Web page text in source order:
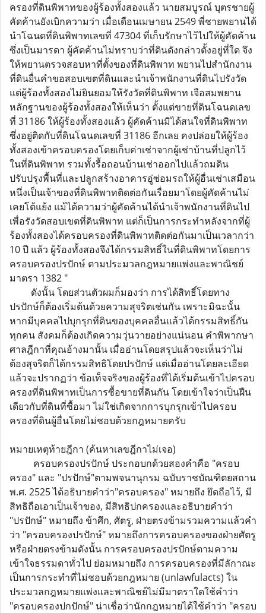
ครองที่ดินพิพาทของผู้ร้องทั้งสองแล้ว นายสมบูรณ์ บุตรชายผู้
คัดค้านยังเบิกความว่า เมื่อเดือนเมษายน 2549 พี่ชายพยานได้
นำโฉนดที่ดินพิพาทเลขที่ 47304 ที่เก็บรักษาไว้ไปให้ผู้คัดค้าน
ซึ่งเป็นมารดา ผู้คัดค้านไม่ทราบว่าที่ดินดังกล่าวตั้งอยู่ที่ใด จึง
ให้พยานตรวจสอบหาที่ตั้งของที่ดินพิพาท พยานไปสำนักงาน
ที่ดินยื่นคำขอสอบเขตที่ดินและนำเจ้าพนักงานที่ดินไปรังวัด
แต่ผู้ร้องทั้งสองไม่ยินยอมให้รังวัดที่ดินพิพาท เจือสมพยาน
หลักฐานของผู้ร้องทั้งสองให้เห็นว่า ตั้งแต่ขายที่ดินโฉนดเลข
ที่ 31186 ให้ผู้ร้องทั้งสองแล้ว ผู้คัดค้านมิได้สนใจที่ดินพิพาท
ซึ่งอยู่ติดกับที่ดินโฉนดเลขที่ 31186 อีกเลย คงปล่อยให้ผู้ร้อง
ทั้งสองเข้าครอบครองโดยเก็บค่าเช่าจากผู้เช่าบ้านที่ปลูกไว้
ในที่ดินพิพาท รวมทั้งรื้อถอนบ้านเช่าออกไปแล้วถมดิน
ปรับปรุงพื้นที่และปลูกสร้างอาคารอู่ซ่อมรถให้ผู้อื่นเช่าเสมือน
หนึ่งเป็นเจ้าของที่ดินพิพาทติดต่อกันเรื่อยมาโดยผู้คัดค้านไม่
เคยโต้แย้ง แม้ได้ความว่าผู้คัดค้านได้นำเจ้าพนักงานที่ดินไป
เพื่อรังวัดสอบเขตที่ดินพิพาท แต่ก็เป็นการกระทำหลังจากที่ผู้
ร้องทั้งสองได้ครอบครองที่ดินพิพาทติดต่อกันมาเป็นเวลากว่า
10 ปี แล้ว ผู้ร้องทั้งสองจึงได้กรรมสิทธิ์ในที่ดินพิพาทโดยการ
ครอบครองปรปักษ์ ตามประมวลกฎหมายแพ่งและพาณิชย์
มาตรา 1382 "
ดังนั้น โดยส่วนตัวผมก็มองว่า การได้สิทธิ์โดยทาง
ปรปักษ์ก็ต้องเริ่มต้นด้วยความสุจริตเช่นกัน เพราะมิฉะนั้น
หากมีบุคคลไปบุกรุกที่ดินของบุคคลอื่นแล้วได้กรรมสิทธิ์กัน
ทุกคน สังคมก็ต้องเกิดความวุ่นวายอย่างแน่นอน คำพิพากษา
ศาลฎีกาที่คุณอ้างมานั้น เมื่ออ่านโดยสรุปแล้วจะเห็นว่าไม่
ต้องสุจริตก็ได้กรรมสิทธิโดยปรปักษ์ แต่เมื่ออ่านโดยละเอียด
แล้วจะปรากฏว่า ข้อเท็จจริงของผู้ร้องที่ได้เริ่มต้นเข้าไปครอบ
ครองที่ดินพิพาทเป็นการซื้อขายที่ดินกัน โดยเข้าใจว่าเป็นฝืน
เดียวกับที่ดินที่ซื้อมา ไม่ใช่เกิดจากการบุกรุกเข้าไปครอบ
ครองที่ดินผู้อื่นโดยไม่ชอบด้วยกฎหมายครับ
หมายเหตุท้ายฎีกา (ค้นหาเลขฎีกาไม่เจอ)
ครอบครองปรปักษ์ ประกอบกด้วยสองคำคือ "ครอบ
ครอง" และ "ปรปักษ์"ตามพจนานุกรม ฉบับราชบัณฑิตยสถาน
พ.ศ. 2525 ได้อธิบายคำว่า"ครอบครอง" หมายถึง ยึดถือไว้, มี
สิทธิถือเอาเป็นเจ้าของ, มีสิทธิปกครองและอธิบายคำว่า
"ปรปักษ์" หมายถึง ข้าศึก, ศัตรู, ฝ่ายตรงข้ามรวมความแล้วคำ
ว่า "ครอบครองปรปักษ์" หมายถึงการครอบครองของฝ่ายศัตรู
หรือฝ่ายตรงข้ามดังนั้น การครอบครองปรปักษ์ตามความ
เข้าใจธรรมดาทั่วไป ย่อมหมายถึง การครอบครองที่มีลักาณะ
เป็นการกระทำที่ไม่ชอบด้วยกฎหมาย (unlawfulacts) ใน
ประมวลกฎหมายแพ่งและพาณิชย์ไม่มีมาตราใดใช้คำว่า
"ครอบครองปกปักษ์" น่าเชื่อว่านักกฎหมายได้ใช้คำว่า "ครอบ